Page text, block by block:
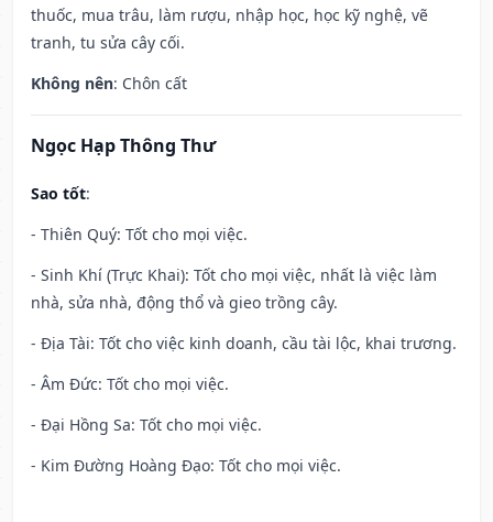
thuốc, mua trâu, làm rượu, nhập học, học kỹ nghệ, vẽ
tranh, tu sửa cây cối.
Không nên: Chôn cất
Ngọc Hạp Thông Thư
Sao tốt:
- Thiên Quý: Tốt cho mọi việc.
- Sinh Khí (Trực Khai): Tốt cho mọi việc, nhất là việc làm
nhà, sửa nhà, động thổ và gieo trồng cây.
- Địa Tài: Tốt cho việc kinh doanh, cầu tài lộc, khai trương.
- Âm Đức: Tốt cho mọi việc.
- Đại Hồng Sa: Tốt cho mọi việc.
- Kim Đường Hoàng Đạo: Tốt cho mọi việc.